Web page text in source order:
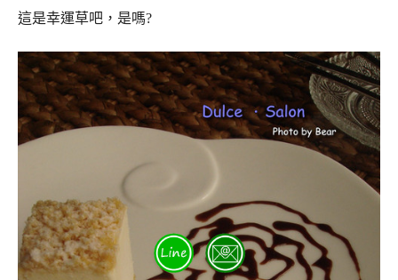
這是幸運草吧，是嗎?